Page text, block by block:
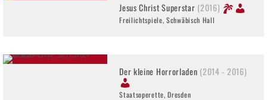
Jesus Christ Superstar (2016)
Freilichtspiele, Schwäbisch Hall
Der kleine Horrorladen (2014 - 2016)
Staatsoperette, Dresden